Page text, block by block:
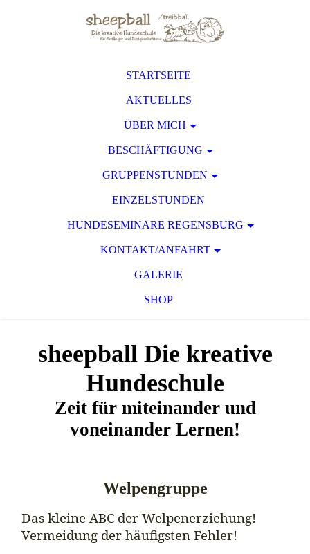
STARTSEITE
AKTUELLES
ÜBER MICH
BESCHÄFTIGUNG
GRUPPENSTUNDEN
EINZELSTUNDEN
HUNDESEMINARE REGENSBURG
KONTAKT/ANFAHRT
GALERIE
SHOP
sheepball Die kreative
Hundeschule
Zeit für miteinander und
voneinander Lernen!
Welpengruppe
Das kleine ABC der Welpenerziehung!
Vermeidung der häufigsten Fehler!